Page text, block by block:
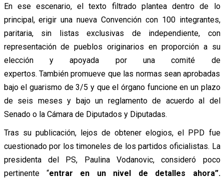
En ese escenario, el texto filtrado plantea dentro de lo
principal, erigir una nueva Convención con 100 integrantes,
paritaria, sin listas exclusivas de independiente, con
representación de pueblos originarios en proporción a su
elección y apoyada por una comité de
expertos. También promueve que las normas sean aprobadas
bajo el guarismo de 3/5 y que el órgano funcione en un plazo
de seis meses y bajo un reglamento de acuerdo al del
Senado o la Cámara de Diputados y Diputadas.
Tras su publicación, lejos de obtener elogios, el PPD fue
cuestionado por los timoneles de los partidos oficialistas. La
presidenta del PS, Paulina Vodanovic, consideró poco
pertinente “entrar en un nivel de detalles ahora”.